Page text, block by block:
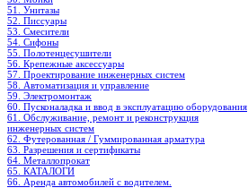
51. Унитазы
52. Писсуары
53. Смесители
54. Сифоны
55. Полотенцесушители
56. Крепежные аксессуары
57. Проектирование инженерных систем
58. Автоматизация и управление
59. Электромонтаж
60. Пусконаладка и ввод в эксплуатацию оборудования
61. Обслуживание, ремонт и реконструкция
инженерных систем
62. Футерованная / Гуммированная арматура
63. Разрешения и сертификаты
64. Металлопрокат
65. КАТАЛОГИ
66. Аренда автомобилей с водителем.